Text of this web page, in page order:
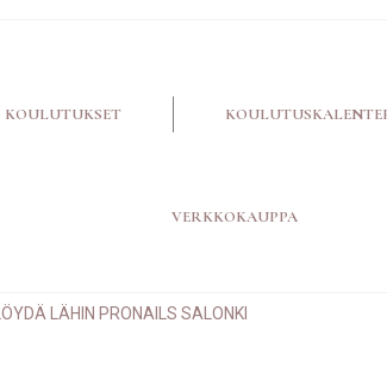
KOULUTUKSET
VERKKOKAUPPA
LÖYDÄ LÄHIN PRONAILS SALONKI